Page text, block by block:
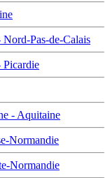
Pas-de-Calais
Picardie
- Aquitaine
Normandie
Normandie